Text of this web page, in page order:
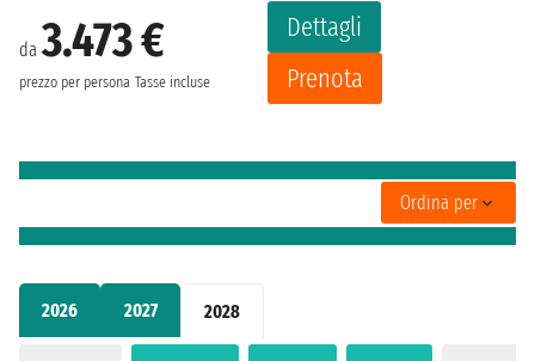
2026 2027 2028
da3.473 €
prezzo per persona Tasse incluse
Dettagli
Prenota
Ordina per